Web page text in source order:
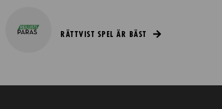
RÄTTVIST SPEL ÄR BÄST